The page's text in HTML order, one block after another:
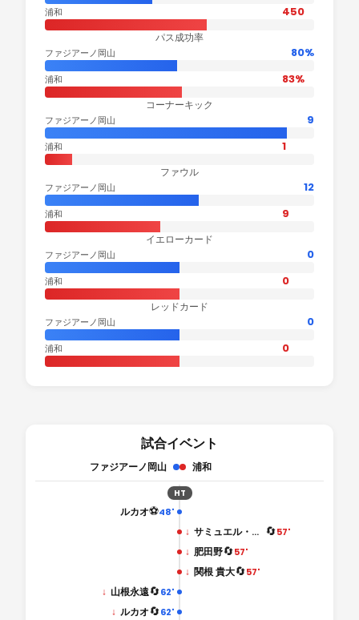
浦和 450
パス成功率
ファジアーノ岡山 80%
浦和 83%
コーナーキック
ファジアーノ岡山 9
浦和 1
ファウル
ファジアーノ岡山 12
浦和 9
イエローカード
ファジアーノ岡山 0
浦和 0
レッドカード
ファジアーノ岡山 0
浦和 0
試合イベント
ファジアーノ岡山 浦和
HT
48'
⚽
ルカオ
↓ サミュエル・グスタフソン 🔄57'
↓ 肥田野🔄57'
↓ 関根 貴大🔄57'
62'
🔄
↓ 山根永遠
62'
🔄
↓ ルカオ